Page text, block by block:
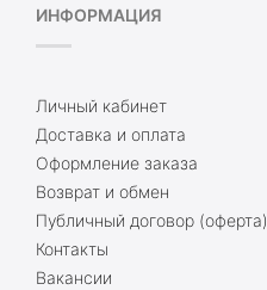
ИНФОРМАЦИЯ
Личный кабинет
Доставка и оплата
Оформление заказа
Возврат и обмен
Публичный договор (оферта)
Контакты
Вакансии